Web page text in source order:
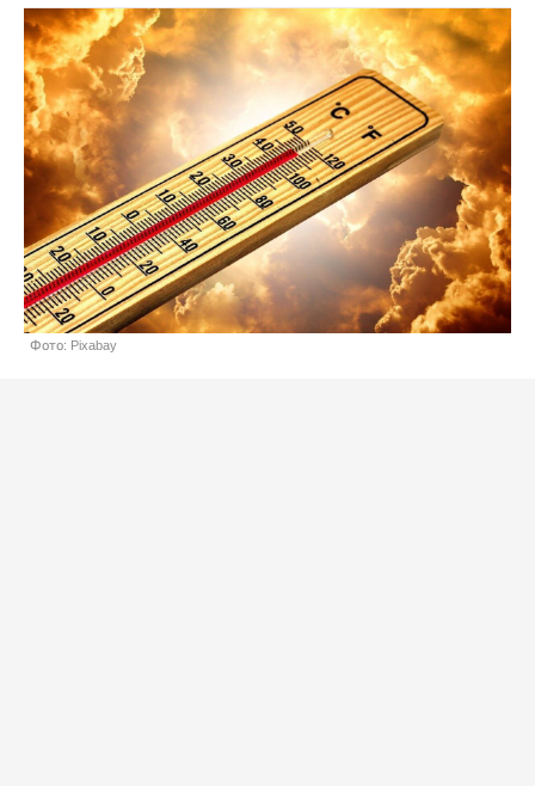
Фото: Pixabay